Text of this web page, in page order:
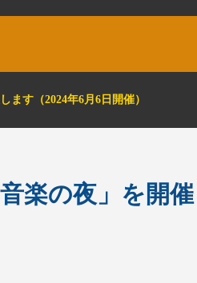
す（2024年6月6日開催）
楽の夜」を開